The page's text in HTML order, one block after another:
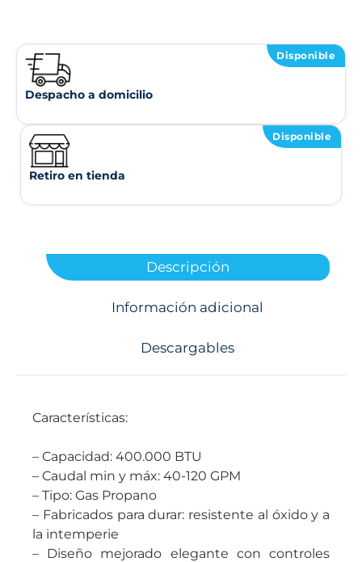
Disponible
Despacho a domicilio
Disponible
Retiro en tienda
Descripción
Información adicional
Descargables
Características:
– Capacidad: 400.000 BTU
– Caudal min y máx: 40-120 GPM
– Tipo: Gas Propano
– Fabricados para durar: resistente al óxido y a
la intemperie
– Diseño mejorado elegante con controles